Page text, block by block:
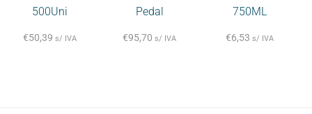
500Uni
€50,39 s/ IVA
Pedal
€95,70 s/ IVA
750ML
€6,53 s/ IVA